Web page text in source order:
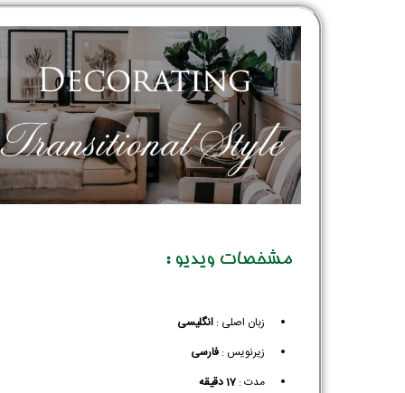
مشخصات ویدیو :
زبان اصلی : انگلیسی
زیرنویس :‌ فارسی
مدت : 17 دقیقه